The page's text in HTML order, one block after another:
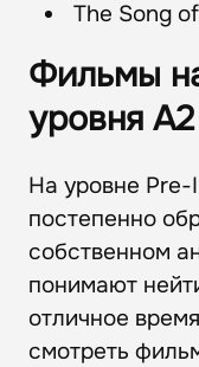
The Song
Фильмы
уровня
На уровне
постепенно
собственном
понимают
отличное
смотреть